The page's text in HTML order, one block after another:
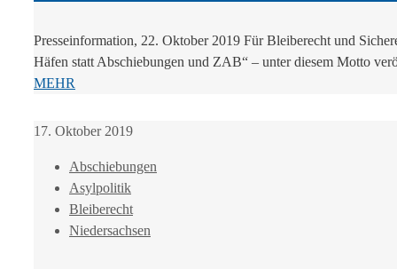
Presseinformation, 22. Oktober 2019 Für Bleiberecht und
Häfen statt Abschiebungen und ZAB“ – unter diesem Motto
MEHR
17. Oktober 2019
Abschiebungen
Asylpolitik
Bleiberecht
Niedersachsen